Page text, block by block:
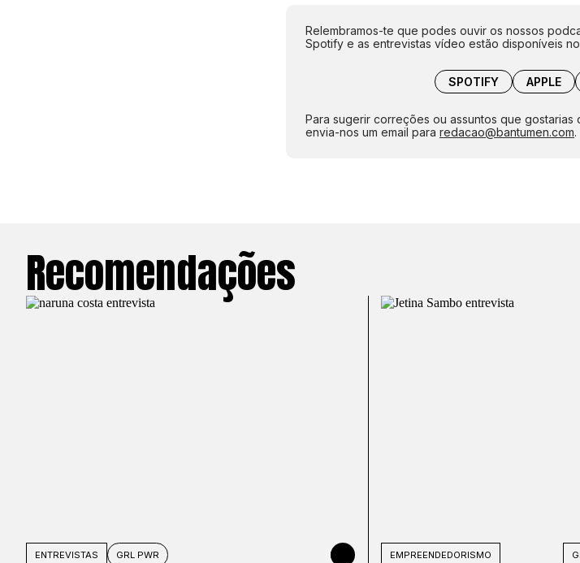
Relembramos-te que podes ouvir os nossos
Spotify e as entrevistas vídeo estão disponíveis
SPOTIFY APPLE
Para sugerir correções ou assuntos que gostarias
envia-nos um email para redacao@bantumen.com.
Recomendações
ENTREVISTAS GRL PWR 31 DE MAIO DE 2026EMPREENDEDORISMO